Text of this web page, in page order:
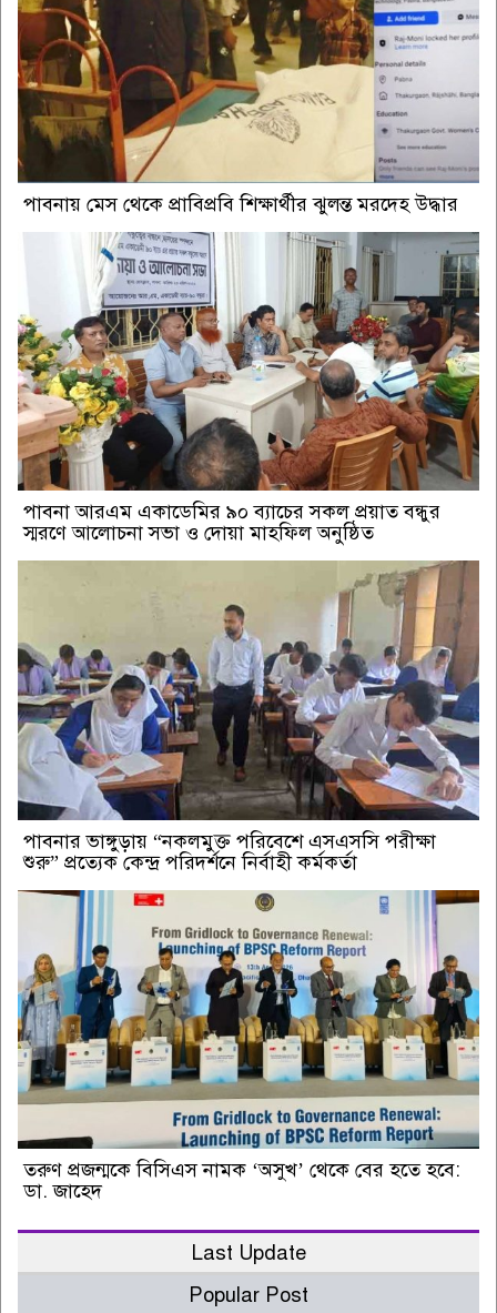
পাবনায় মেস থেকে প্রাবিপ্রবি শিক্ষার্থীর ঝুলন্ত মরদেহ উদ্ধার
পাবনা আরএম একাডেমির ৯০ ব্যাচের সকল প্রয়াত বন্ধুর
স্মরণে আলোচনা সভা ও দোয়া মাহফিল অনুষ্ঠিত
পাবনার ভাঙ্গুড়ায় “নকলমুক্ত পরিবেশে এসএসসি পরীক্ষা
শুরু” প্রত্যেক কেন্দ্র পরিদর্শনে নির্বাহী কর্মকর্তা
তরুণ প্রজন্মকে বিসিএস নামক ‘অসুখ’ থেকে বের হতে হবে:
ডা. জাহেদ
Last Update
Popular Post